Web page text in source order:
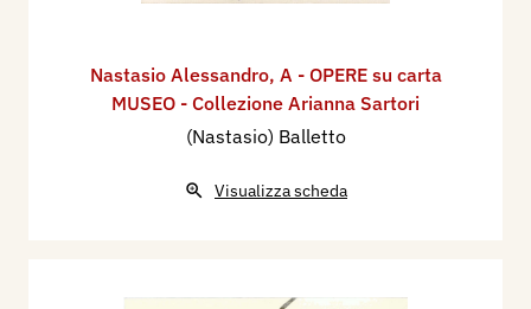
Nastasio Alessandro, A - OPERE su carta
MUSEO - Collezione Arianna Sartori
(Nastasio) Balletto
Visualizza scheda